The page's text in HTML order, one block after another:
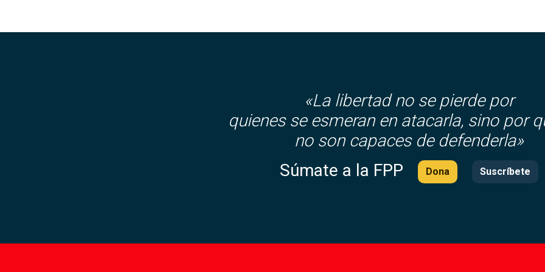
«La libertad no se pierde por
quienes se esmeran en atacarla, sino por
no son capaces de defenderla»
Súmate a la FPP
Dona Suscríbete